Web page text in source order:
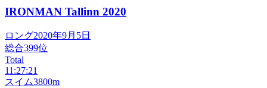
IRONMAN Tallinn 2020
ロング2020年9月5日
総合399位
Total
11:27:21
スイム3800m